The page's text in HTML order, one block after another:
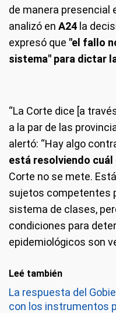
de manera presencial
analizó en A24 la
expresó que "el fallo
sistema" para dictar
“La Corte dice [a
a la par de las
alertó: “Hay algo
está resolviendo
Corte no se mete.
sujetos competentes
sistema de clases,
condiciones para
epidemiológicos son
Leé también
La respuesta del
con los instrumentos